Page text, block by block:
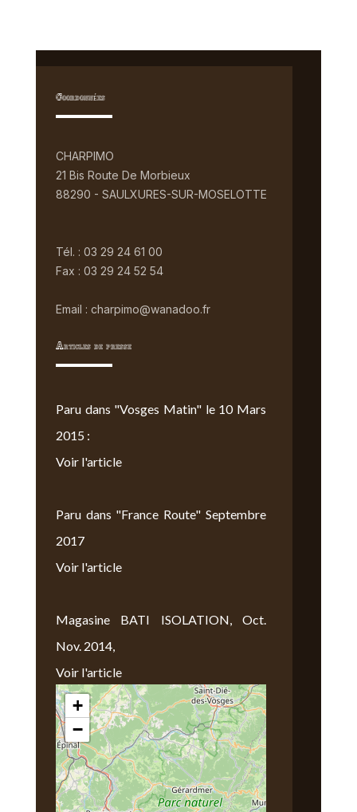
Coordonnées
CHARPIMO
21 Bis Route De Morbieux
88290 - SAULXURES-SUR-MOSELOTTE
Tél. : 03 29 24 61 00
Fax : 03 29 24 52 54
Email : charpimo@wanadoo.fr
Articles de presse
Paru dans "Vosges Matin" le 10 Mars
2015 :
Voir l'article
Paru dans "France Route" Septembre
2017
Voir l'article
Magasine BATI ISOLATION, Oct.
Nov. 2014,
Voir l'article
Nous Trouver
+
−